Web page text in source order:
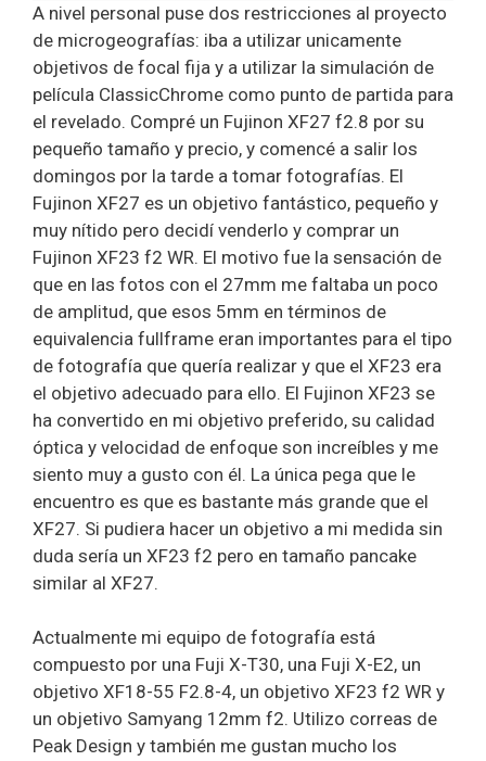
A nivel personal puse dos restricciones al proyecto
de microgeografías: iba a utilizar unicamente
objetivos de focal fija y a utilizar la simulación de
película ClassicChrome como punto de partida para
el revelado. Compré un Fujinon XF27 f2.8 por su
pequeño tamaño y precio, y comencé a salir los
domingos por la tarde a tomar fotografías. El
Fujinon XF27 es un objetivo fantástico, pequeño y
muy nítido pero decidí venderlo y comprar un
Fujinon XF23 f2 WR. El motivo fue la sensación de
que en las fotos con el 27mm me faltaba un poco
de amplitud, que esos 5mm en términos de
equivalencia fullframe eran importantes para el tipo
de fotografía que quería realizar y que el XF23 era
el objetivo adecuado para ello. El Fujinon XF23 se
ha convertido en mi objetivo preferido, su calidad
óptica y velocidad de enfoque son increíbles y me
siento muy a gusto con él. La única pega que le
encuentro es que es bastante más grande que el
XF27. Si pudiera hacer un objetivo a mi medida sin
duda sería un XF23 f2 pero en tamaño pancake
similar al XF27.
Actualmente mi equipo de fotografía está
compuesto por una Fuji X-T30, una Fuji X-E2, un
objetivo XF18-55 F2.8-4, un objetivo XF23 f2 WR y
un objetivo Samyang 12mm f2. Utilizo correas de
Peak Design y también me gustan mucho los